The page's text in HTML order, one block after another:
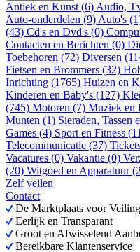
Antiek en Kunst (6) Audio,
Auto-onderdelen (9) Auto's
(43) Cd's en Dvd's (0)
Contacten en Berichten (0)
Toebehoren (72) Diversen
Fietsen en Brommers (32)
Inrichting (1765) Huizen en
Kinderen en Baby's (127)
(745) Motoren (7) Muziek en
Munten (1) Sieraden, Tassen
Games (4) Sport en Fitness
Telecommunicatie (37)
Vacatures (0) Vakantie (0)
(20) Witgoed en Apparatuur
Zelf veilen
Contact
De Marktplaats voor
Eerlijk en Transparant
Groot en Afwisselend
Bereikbare Klantenservice